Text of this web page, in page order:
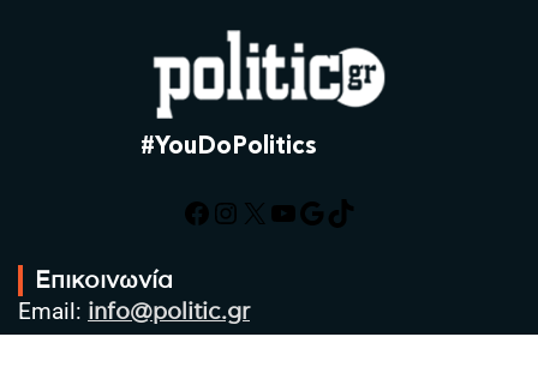
#YouDoPolitics
Facebook
Instagram
X YouTube
Google
TikTok
Επικοινωνία
Email: info@politic.gr
Τηλ: